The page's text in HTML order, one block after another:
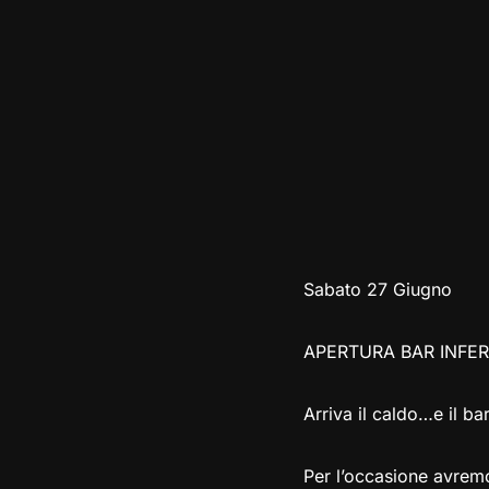
Sabato 27 Giugno
APERTURA BAR
Arriva il caldo…e il
Per l’occasione